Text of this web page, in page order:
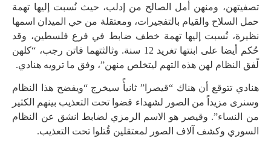
تصفيتهن، ومنهن أمل الصالح من إدلب، حيث نُسبت إليها تهمة
حمل السلاح والقيام بالتفجيرات، ومعتقلة من حي الميدان اسمها
نظيرة، نُسبت إليها تهمة خطف ضابط في فرع فلسطين، وقد
حُكم أيضا على ابنتها تغريد 12 سنة. وثالثتهما فاتن رجب، “كلهن
لًفق النظام لهن هذه التهم ليتخلص منهن”، وفق ما ترويه هنادي.
هنادي تتوقع أن هناك “قيصرا” ثانيأً سيخرج “ويفضح هذا النظام
وسنرى مزيداً من الصور لشهداء قضوا تحت التعذيب بينهم الكثير
من النساء”. وقيصر هو الاسم الرمزي لضابط انشق عن النظام
السوري وكشف آلاف الصور لمعتقلين قُتلوا تحت التعذيب.